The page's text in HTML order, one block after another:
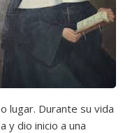
lugar. Durante su vida
y dio inicio a una